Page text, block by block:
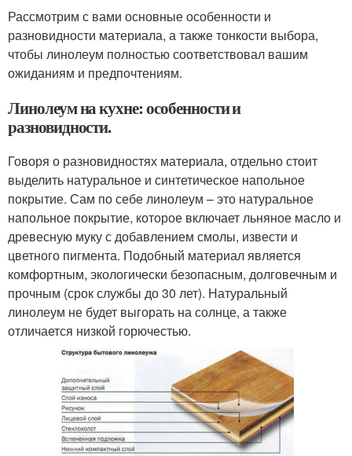
Рассмотрим с вами основные особенности и
разновидности материала, а также тонкости выбора,
чтобы линолеум полностью соответствовал вашим
ожиданиям и предпочтениям.
Линолеум на кухне: особенности и
разновидности.
Говоря о разновидностях материала, отдельно стоит
выделить натуральное и синтетическое напольное
покрытие. Сам по себе линолеум – это натуральное
напольное покрытие, которое включает льняное масло и
древесную муку с добавлением смолы, извести и
цветного пигмента. Подобный материал является
комфортным, экологически безопасным, долговечным и
прочным (срок службы до 30 лет). Натуральный
линолеум не будет выгорать на солнце, а также
отличается низкой горючестью.